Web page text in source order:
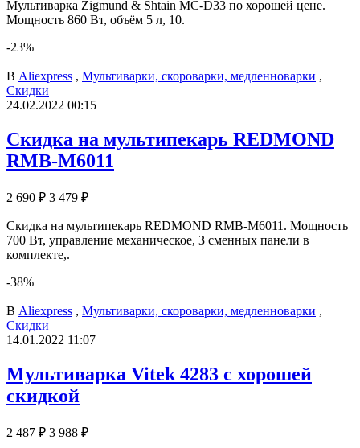
Мультиварка Zigmund & Shtain MC-D33 по хорошей цене.
Мощность 860 Вт, объём 5 л, 10.
-23%
В Aliexpress , Мультиварки, скороварки, медленноварки ,
Скидки
24.02.2022 00:15
Скидка на мультипекарь REDMOND
RMB-M6011
2 690 ₽ 3 479 ₽
Скидка на мультипекарь REDMOND RMB-M6011. Мощность
700 Вт, управление механическое, 3 сменных панели в
комплекте,.
-38%
В Aliexpress , Мультиварки, скороварки, медленноварки ,
Скидки
14.01.2022 11:07
Мультиварка Vitek 4283 с хорошей
скидкой
2 487 ₽ 3 988 ₽